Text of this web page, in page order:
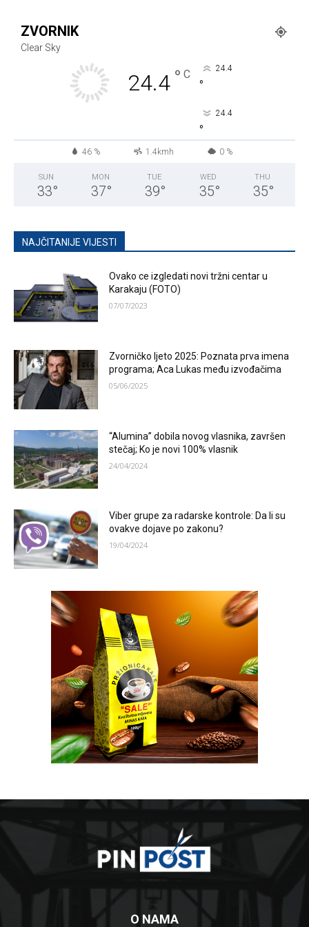
ZVORNIK
Clear Sky
24.4 ° C 24.4
°
24.4
°
46 % 1.4kmh 0 %
SUN
33°
MON
37°
TUE
39°
WED
35°
THU
35°
NAJČITANIJE VIJESTI
Ovako ce izgledati novi tržni centar u
Karakaju (FOTO)
07/07/2023
Zvorničko ljeto 2025: Poznata prva imena
programa; Aca Lukas među izvođačima
05/06/2025
“Alumina” dobila novog vlasnika, završen
stečaj; Ko je novi 100% vlasnik
24/04/2024
Viber grupe za radarske kontrole: Da li su
ovakve dojave po zakonu?
19/04/2024
O NAMA